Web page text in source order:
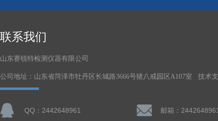
联系我们
山东赛锐特检测仪器有限公司
公司地址：山东省菏泽市牡丹区长城路3666号猪八戒园区A107室 技术
QQ：2442648961 邮箱：